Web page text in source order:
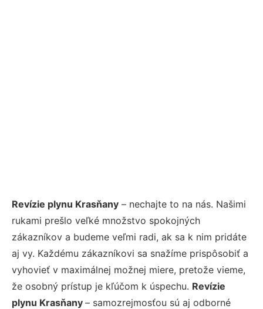
Revízie plynu Krasňany – nechajte to na nás. Našimi
rukami prešlo veľké množstvo spokojných
zákazníkov a budeme veľmi radi, ak sa k nim pridáte
aj vy. Každému zákazníkovi sa snažíme prispôsobiť a
vyhovieť v maximálnej možnej miere, pretože vieme,
že osobný prístup je kľúčom k úspechu. Revízie
plynu Krasňany – samozrejmosťou sú aj odborné